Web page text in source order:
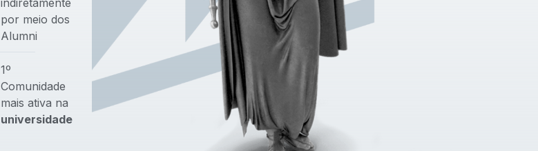
por meio dos
Alumni
1º
Comunidade
mais ativa na
universidade